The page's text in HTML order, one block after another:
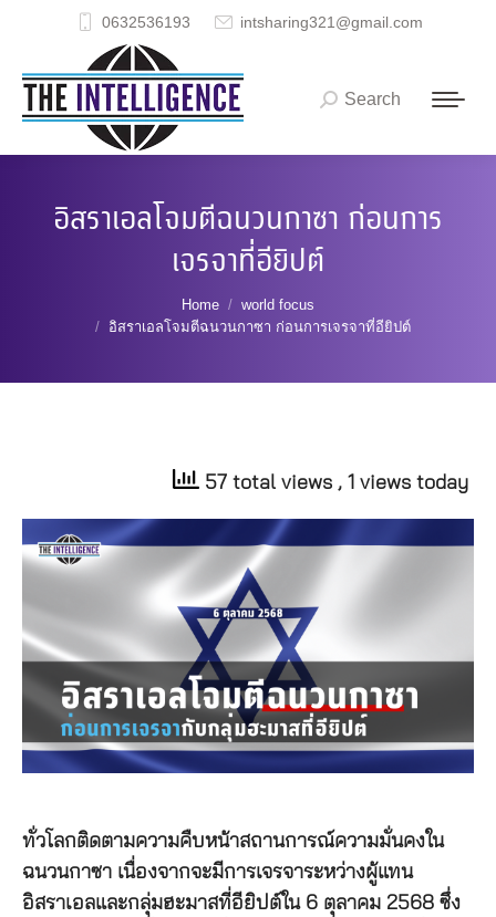
0632536193 intsharing321@gmail.com
Search:
Search
อิสราเอลโจมตีฉนวนกาซา ก่อนการ
เจรจาที่อียิปต์
Home
world focus
อิสราเอลโจมตีฉนวนกาซา ก่อนการเจรจาที่อียิปต์
57 total views , 1 views today
ทั่วโลกติดตามความคืบหน้าสถานการณ์ความมั่นคงใน
ฉนวนกาซา เนื่องจากจะมีการเจรจาระหว่างผู้แทน
อิสราเอลและกลุ่มฮะมาสที่อียิปต์ใน 6 ตุลาคม 2568 ซึ่ง